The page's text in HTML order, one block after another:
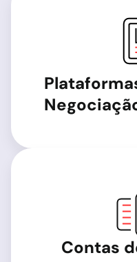
Contas